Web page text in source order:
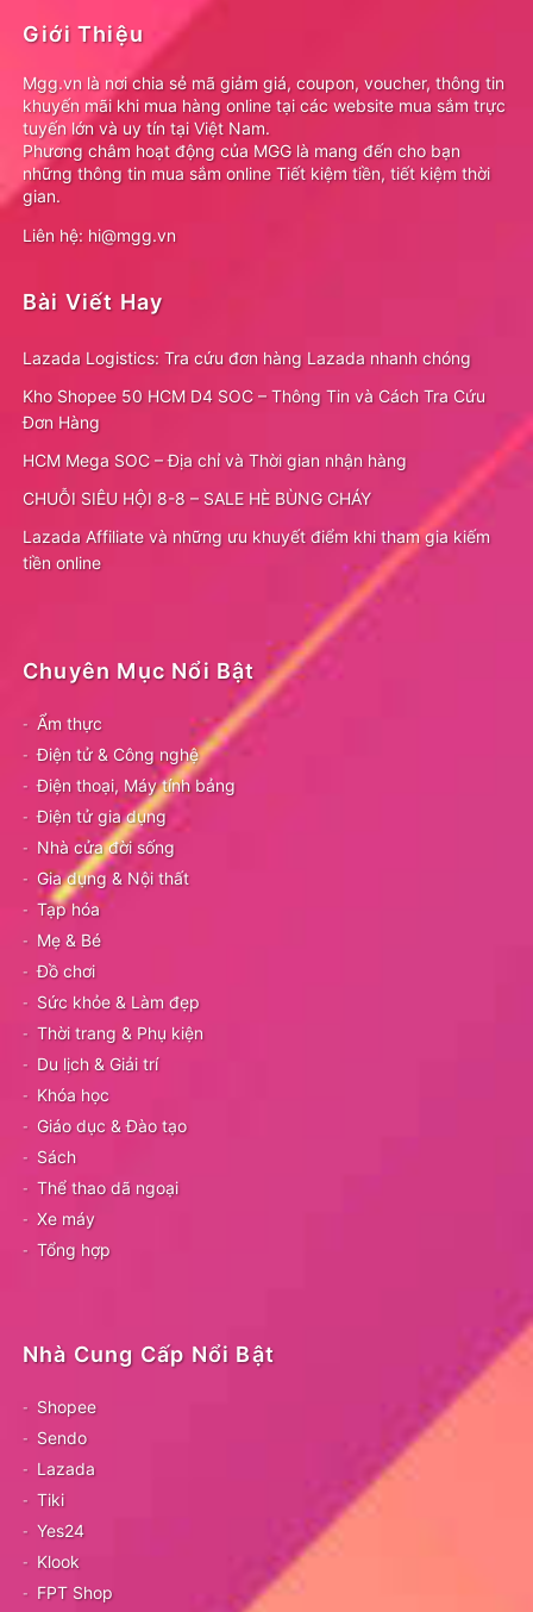
Giới Thiệu
Mgg.vn là nơi chia sẻ mã giảm giá, coupon, voucher, thông tin
khuyến mãi khi mua hàng online tại các website mua sắm trực
tuyến lớn và uy tín tại Việt Nam.
Phương châm hoạt động của MGG là mang đến cho bạn
những thông tin mua sắm online Tiết kiệm tiền, tiết kiệm thời
gian.
Liên hệ: hi@mgg.vn
Bài Viết Hay
Lazada Logistics: Tra cứu đơn hàng Lazada nhanh chóng
Kho Shopee 50 HCM D4 SOC – Thông Tin và Cách Tra Cứu
Đơn Hàng
HCM Mega SOC – Địa chỉ và Thời gian nhận hàng
CHUỖI SIÊU HỘI 8-8 – SALE HÈ BÙNG CHÁY
Lazada Affiliate và những ưu khuyết điểm khi tham gia kiếm
tiền online
Chuyên Mục Nổi Bật
Ẩm thực
Điện tử & Công nghệ
Điện thoại, Máy tính bảng
Điện tử gia dụng
Nhà cửa đời sống
Gia dụng & Nội thất
Tạp hóa
Mẹ & Bé
Đồ chơi
Sức khỏe & Làm đẹp
Thời trang & Phụ kiện
Du lịch & Giải trí
Khóa học
Giáo dục & Đào tạo
Sách
Thể thao dã ngoại
Xe máy
Tổng hợp
Nhà Cung Cấp Nổi Bật
Shopee
Sendo
Lazada
Tiki
Yes24
Klook
FPT Shop